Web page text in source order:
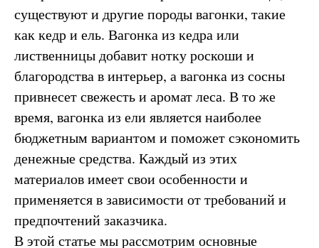
существуют и другие породы вагонки, такие
как кедр и ель. Вагонка из кедра или
лиственницы добавит нотку роскоши и
благородства в интерьер, а вагонка из сосны
привнесет свежесть и аромат леса. В то же
время, вагонка из ели является наиболее
бюджетным вариантом и поможет сэкономить
денежные средства. Каждый из этих
материалов имеет свои особенности и
применяется в зависимости от требований и
предпочтений заказчика.
В этой статье мы рассмотрим основные